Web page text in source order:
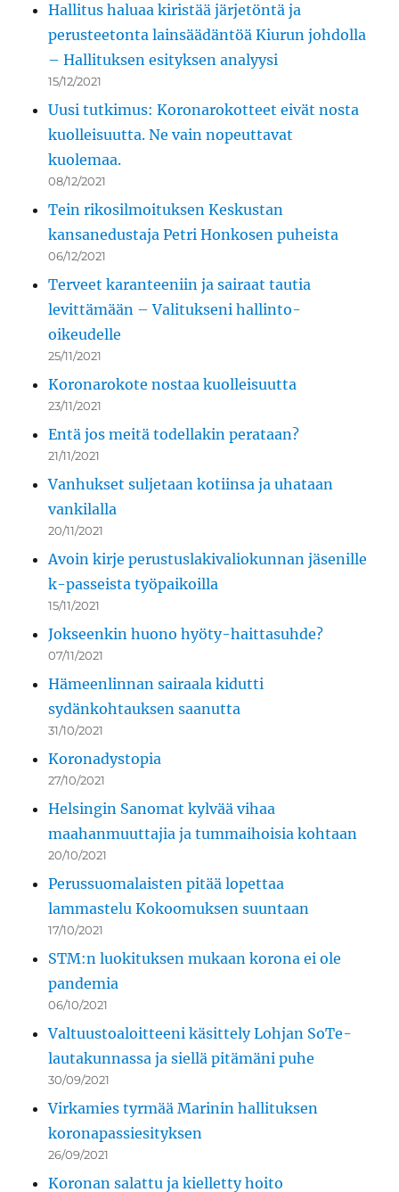
Hallitus haluaa kiristää järjetöntä ja
perusteetonta lainsäädäntöä Kiurun johdolla
– Hallituksen esityksen analyysi
15/12/2021
Uusi tutkimus: Koronarokotteet eivät nosta
kuolleisuutta. Ne vain nopeuttavat
kuolemaa.
08/12/2021
Tein rikosilmoituksen Keskustan
kansanedustaja Petri Honkosen puheista
06/12/2021
Terveet karanteeniin ja sairaat tautia
levittämään – Valitukseni hallinto-
oikeudelle
25/11/2021
Koronarokote nostaa kuolleisuutta
23/11/2021
Entä jos meitä todellakin perataan?
21/11/2021
Vanhukset suljetaan kotiinsa ja uhataan
vankilalla
20/11/2021
Avoin kirje perustuslakivaliokunnan jäsenille
k-passeista työpaikoilla
15/11/2021
Jokseenkin huono hyöty-haittasuhde?
07/11/2021
Hämeenlinnan sairaala kidutti
sydänkohtauksen saanutta
31/10/2021
Koronadystopia
27/10/2021
Helsingin Sanomat kylvää vihaa
maahanmuuttajia ja tummaihoisia kohtaan
20/10/2021
Perussuomalaisten pitää lopettaa
lammastelu Kokoomuksen suuntaan
17/10/2021
STM:n luokituksen mukaan korona ei ole
pandemia
06/10/2021
Valtuustoaloitteeni käsittely Lohjan SoTe-
lautakunnassa ja siellä pitämäni puhe
30/09/2021
Virkamies tyrmää Marinin hallituksen
koronapassiesityksen
26/09/2021
Koronan salattu ja kielletty hoito